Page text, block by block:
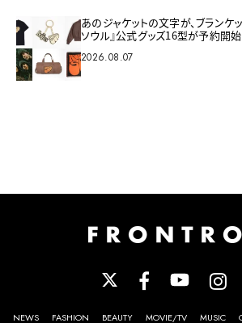
あのジャケットの文字が、ブランケッ
ソウル』公式グッズ16型が予約開始
2026.08.07
NEWS FASHION BEAUTY MOVIE/TV MUSIC